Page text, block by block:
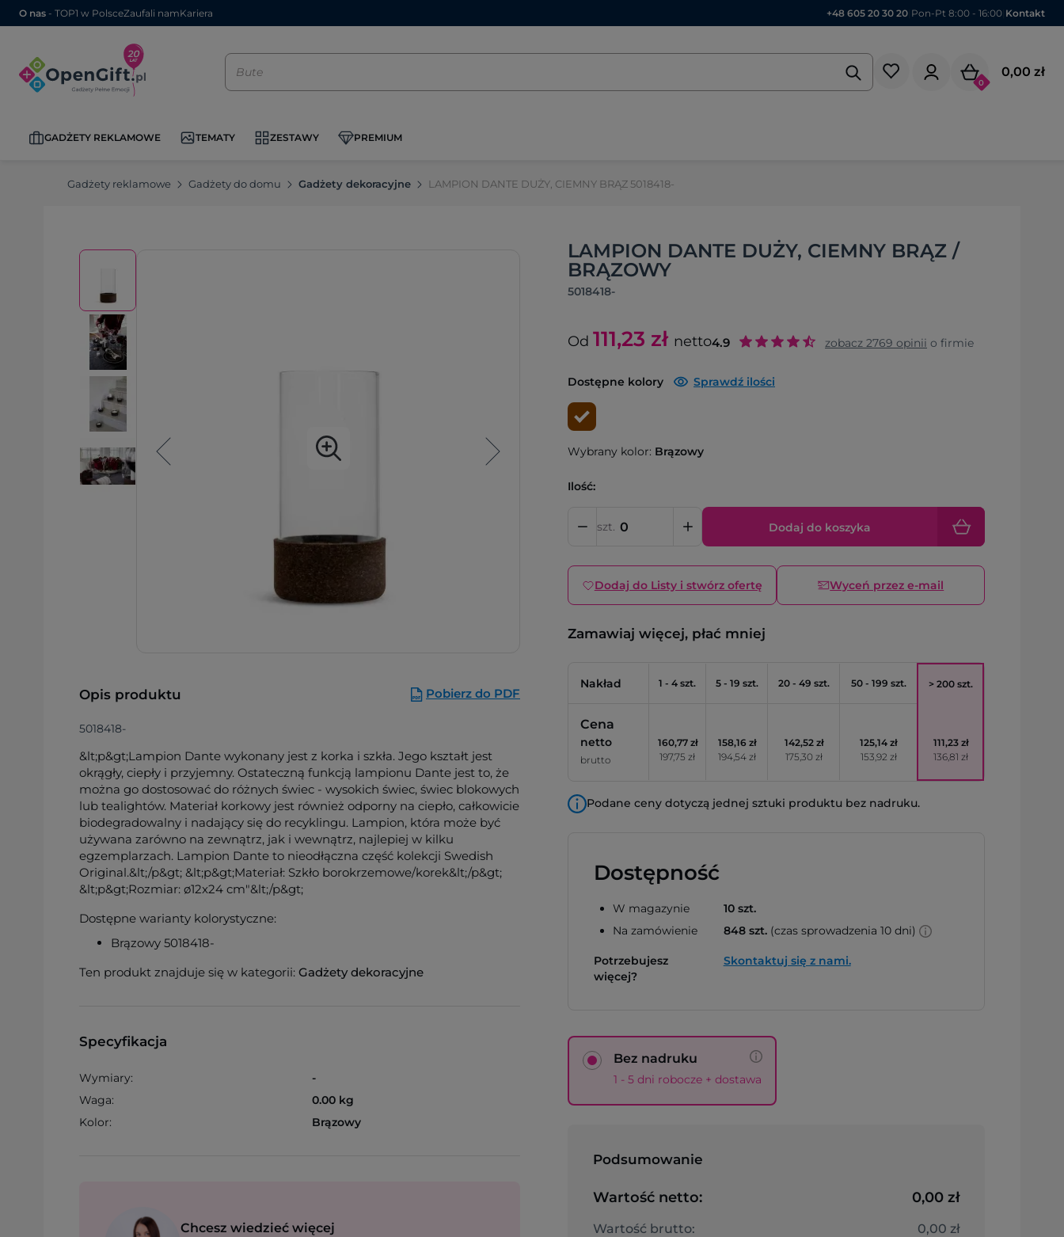
O nas - TOP1 w PolsceZaufali namKariera +48 605 20 30 20 Pon-Pt 8:00 - 16:00 Kontakt
0
0,00 zł
GADŻETY REKLAMOWE TEMATY ZESTAWY PREMIUM
Gadżety reklamowe Gadżety do domu Gadżety dekoracyjne LAMPION DANTE DUŻY, CIEMNY BRĄZ 5018418-
LAMPION DANTE DUŻY, CIEMNY BRĄZ /
BRĄZOWY
5018418-
Opis produktu Pobierz do PDF
5018418-
&lt;p&gt;Lampion Dante wykonany jest z korka i szkła. Jego kształt jest
okrągły, ciepły i przyjemny. Ostateczną funkcją lampionu Dante jest to, że
można go dostosować do różnych świec - wysokich świec, świec blokowych
lub tealightów. Materiał korkowy jest również odporny na ciepło, całkowicie
biodegradowalny i nadający się do recyklingu. Lampion, która może być
używana zarówno na zewnątrz, jak i wewnątrz, najlepiej w kilku
egzemplarzach. Lampion Dante to nieodłączna część kolekcji Swedish
Original.&lt;/p&gt; &lt;p&gt;Materiał: Szkło borokrzemowe/korek&lt;/p&gt;
&lt;p&gt;Rozmiar: ø12x24 cm"&lt;/p&gt;
Dostępne warianty kolorystyczne:
Brązowy 5018418-
Ten produkt znajduje się w kategorii: Gadżety dekoracyjne
Specyfikacja
Wymiary:
-
Waga:
0.00 kg
Kolor:
Brązowy
Chcesz wiedzieć więcej
Od 111,23 zł netto4.9 zobacz 2769 opinii o firmie
Dostępne kolory Sprawdź ilości
Wybrany kolor: Brązowy
Ilość:
szt. Dodaj do koszyka
Dodaj do Listy i stwórz ofertę Wyceń przez e-mail
Zamawiaj więcej, płać mniej
Nakład 1 - 4 szt. 5 - 19 szt. 20 - 49 szt. 50 - 199 szt. > 200 szt.
Cena
netto
brutto
160,77 zł
197,75 zł
158,16 zł
194,54 zł
142,52 zł
175,30 zł
125,14 zł
153,92 zł
111,23 zł
136,81 zł
Podane ceny dotyczą jednej sztuki produktu bez nadruku.
Dostępność
W magazynie
Na zamówienie
10 szt.
848 szt.(czas sprowadzenia 10 dni)
Potrzebujesz
więcej?
Skontaktuj się z nami.
Bez nadruku
1 - 5 dni robocze + dostawa
Podsumowanie
Wartość netto: 0,00 zł
Wartość brutto: 0,00 zł